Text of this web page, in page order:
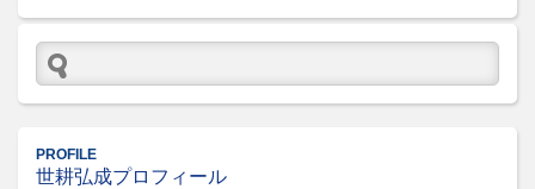
PROFILE
世耕弘成プロフィール